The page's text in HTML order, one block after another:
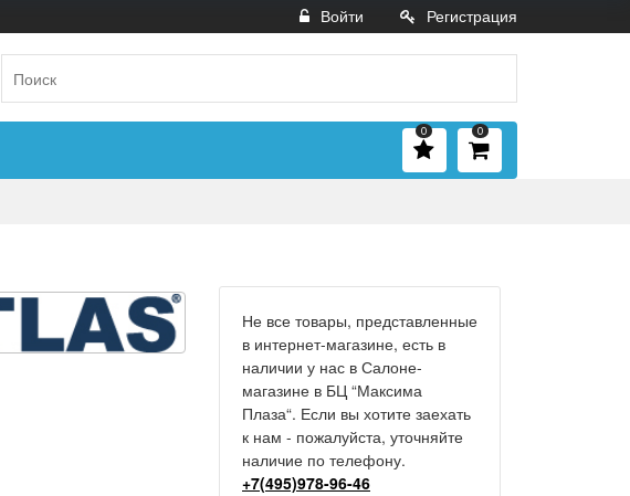
Войти Регистрация
0
0
Не все товары, представленные
в интернет-магазине, есть в
наличии у нас в Салоне-
магазине в БЦ “Максима
Плаза“. Если вы хотите заехать
к нам - пожалуйста, уточняйте
наличие по телефону.
+7(495)978-96-46